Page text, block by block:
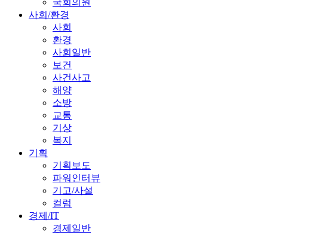
국회의원
사회/환경
사회
환경
사회일반
보건
사건사고
해양
소방
교통
기상
복지
기획
기획보도
파워인터뷰
기고/사설
컬럼
경제/IT
경제일반